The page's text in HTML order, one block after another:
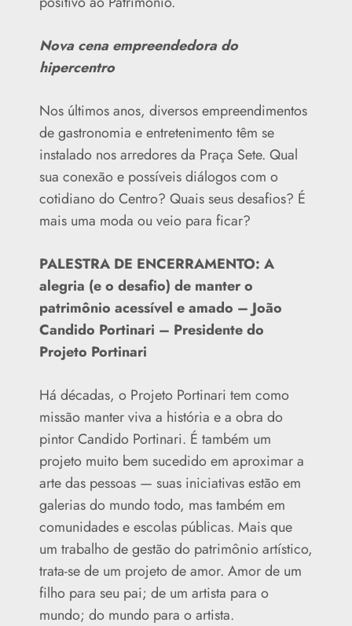
Nova cena empreendedora do
hipercentro
Nos últimos anos, diversos empreendimentos
de gastronomia e entretenimento têm se
instalado nos arredores da Praça Sete. Qual
sua conexão e possíveis diálogos com o
cotidiano do Centro? Quais seus desafios? É
mais uma moda ou veio para ficar?
PALESTRA DE ENCERRAMENTO: A
alegria (e o desafio) de manter o
patrimônio acessível e amado – João
Candido Portinari – Presidente do
Projeto Portinari
Há décadas, o Projeto Portinari tem como
missão manter viva a história e a obra do
pintor Candido Portinari. É também um
projeto muito bem sucedido em aproximar a
arte das pessoas — suas iniciativas estão em
galerias do mundo todo, mas também em
comunidades e escolas públicas. Mais que
um trabalho de gestão do patrimônio artístico,
trata-se de um projeto de amor. Amor de um
filho para seu pai; de um artista para o
mundo; do mundo para o artista.